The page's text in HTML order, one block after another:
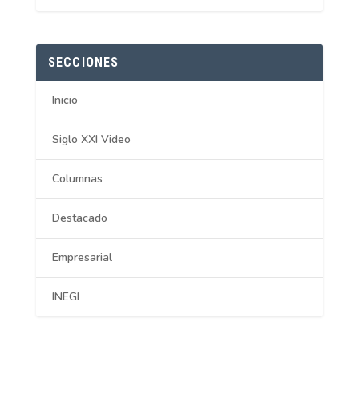
SECCIONES
Inicio
Siglo XXI Video
Columnas
Destacado
Empresarial
INEGI